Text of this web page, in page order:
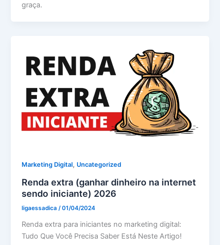
graça.
Marketing Digital, Uncategorized
Renda extra (ganhar dinheiro na internet
sendo iniciante) 2026
ligaessadica/01/04/2024
Renda extra para iniciantes no marketing digital:
Tudo Que Você Precisa Saber Está Neste Artigo!